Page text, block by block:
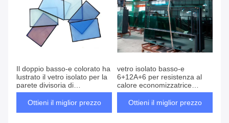
Il doppio basso-e colorato ha
lustrato il vetro isolato per la
parete divisoria di
costruzione
Ottieni il miglior prezzo
vetro isolato basso-e
6+12A+6 per resistenza al
calore economizzatrice
d'energia
Ottieni il miglior prezzo